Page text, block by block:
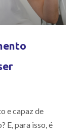
e capaz de
E, para isso, é